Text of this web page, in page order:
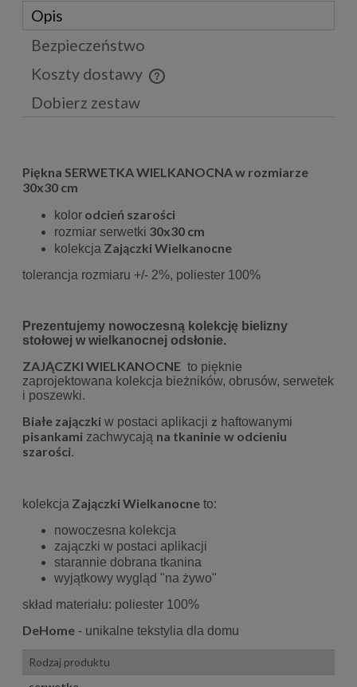
Opis
Bezpieczeństwo
Koszty dostawy
Cena nie zawiera ewentualnych kosztów płatności
Dobierz zestaw
Piękna SERWETKA WIELKANOCNA w rozmiarze
30x30 cm
kolor odcień szarości
rozmiar serwetki 30x30 cm
kolekcja Zajączki Wielkanocne
tolerancja rozmiaru +/- 2%, poliester 100%
Prezentujemy nowoczesną kolekcję bielizny
stołowej w wielkanocnej odsłonie.
ZAJĄCZKI WIELKANOCNE to pięknie
zaprojektowana kolekcja bieżników, obrusów, serwetek
i poszewki.
Białe zajączki w postaci aplikacji z haftowanymi
pisankami zachwycają na tkaninie w odcieniu
szarości.
kolekcja Zajączki Wielkanocne to:
nowoczesna kolekcja
zajączki w postaci aplikacji
starannie dobrana tkanina
wyjątkowy wygląd "na żywo"
skład materiału: poliester 100%
DeHome - unikalne tekstylia dla domu
Rodzaj produktu